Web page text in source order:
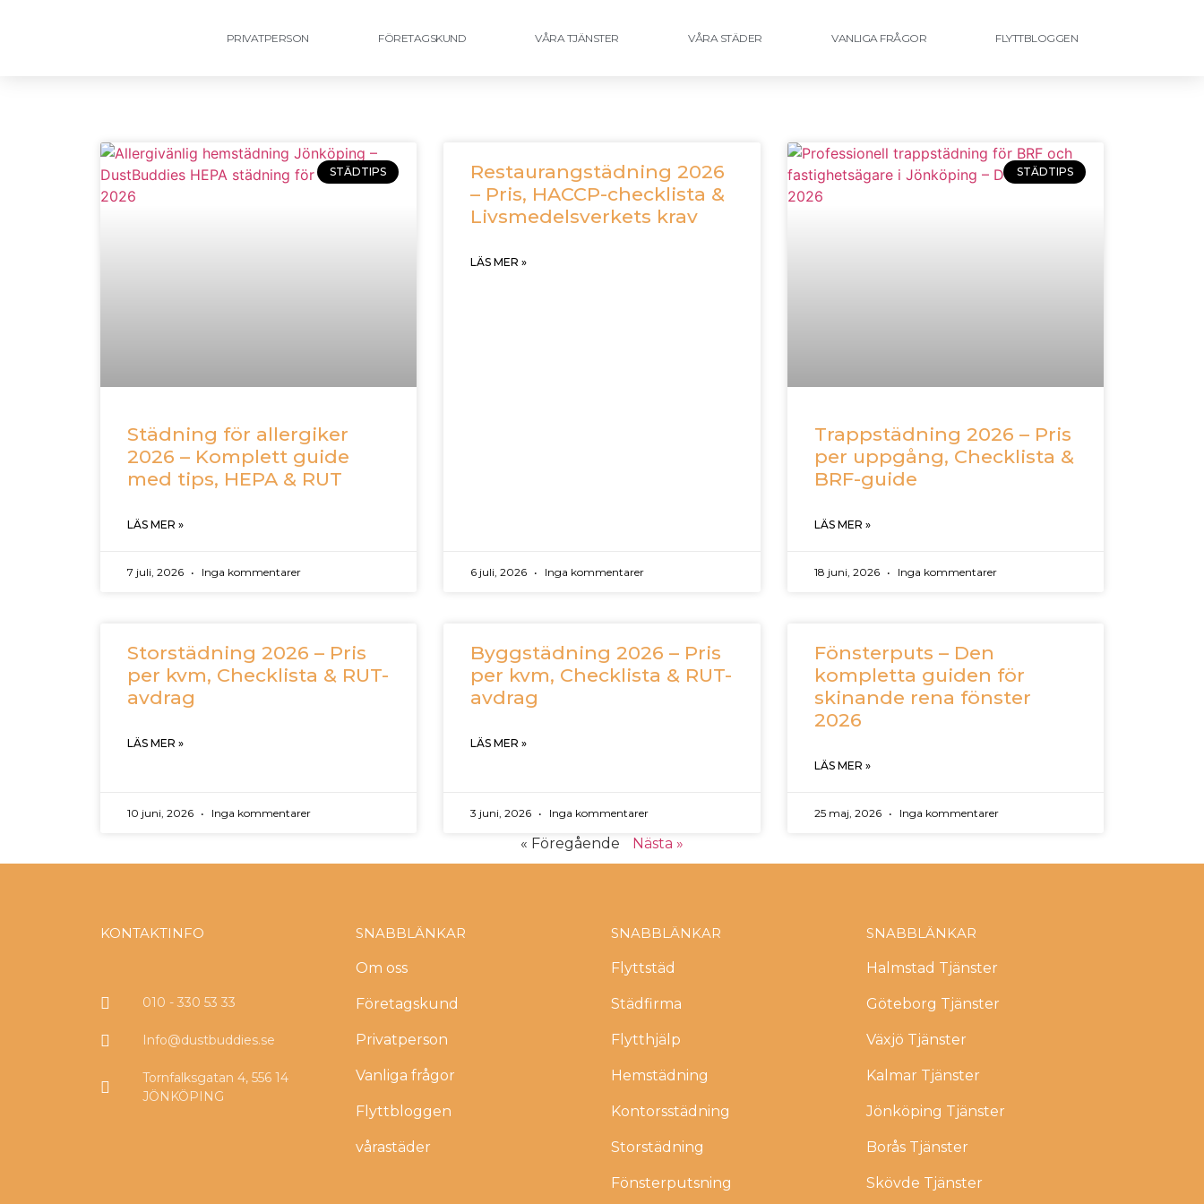
PRIVATPERSON FÖRETAGSKUND VÅRA TJÄNSTER VÅRA STÄDER VANLIGA FRÅGOR FLYTTBLOGGEN
STÄDTIPS
Städning för allergiker
2026 – Komplett guide
med tips, HEPA & RUT
LÄS MER »
7 juli, 2026 Inga kommentarer
Restaurangstädning 2026
– Pris, HACCP-checklista &
Livsmedelsverkets krav
LÄS MER »
6 juli, 2026 Inga kommentarer
STÄDTIPS
Trappstädning 2026 – Pris
per uppgång, Checklista &
BRF-guide
LÄS MER »
18 juni, 2026 Inga kommentarer
Storstädning 2026 – Pris
per kvm, Checklista & RUT-
avdrag
LÄS MER »
10 juni, 2026 Inga kommentarer
Byggstädning 2026 – Pris
per kvm, Checklista & RUT-
avdrag
LÄS MER »
3 juni, 2026 Inga kommentarer
Fönsterputs – Den
kompletta guiden för
skinande rena fönster
2026
LÄS MER »
25 maj, 2026 Inga kommentarer
« Föregående Nästa »
KONTAKTINFO
010 - 330 53 33
Info@dustbuddies.se
Tornfalksgatan 4, 556 14
JÖNKÖPING
SNABBLÄNKAR
Om oss
Företagskund
Privatperson
Vanliga frågor
Flyttbloggen
vårastäder
SNABBLÄNKAR
Flyttstäd
Städfirma
Flytthjälp
Hemstädning
Kontorsstädning
Storstädning
Fönsterputsning
SNABBLÄNKAR
Halmstad Tjänster
Göteborg Tjänster
Växjö Tjänster
Kalmar Tjänster
Jönköping Tjänster
Borås Tjänster
Skövde Tjänster